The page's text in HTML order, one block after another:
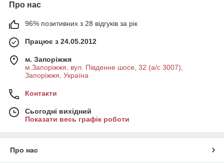
Про нас
96% позитивних з 28 відгуків за рік
Працює з 24.05.2012
м. Запоріжжя
м.Запоріжжя, вул. Південне шосе, 32 (а/с 3007),
Запоріжжя, Україна
Контакти
Сьогодні вихідний
Показати весь графік роботи
Про нас